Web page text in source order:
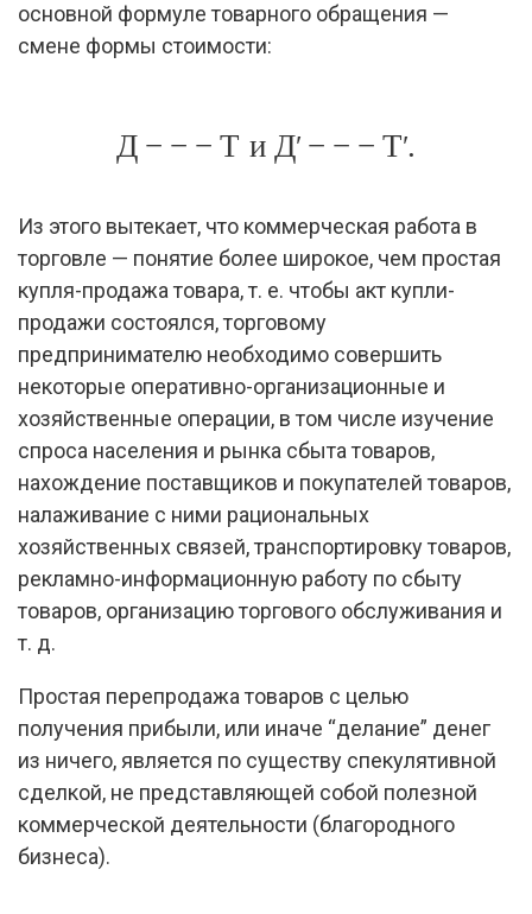
основной формуле товарного обращения —
смене формы стоимости:
Д − − − Т и Д′ − − − Т′.
Из этого вытекает, что коммерческая работа в
торговле — понятие более широкое, чем простая
купля-продажа товара, т. е. чтобы акт купли-
продажи состоялся, торговому
предпринимателю необходимо совершить
некоторые оперативно-организационные и
хозяйственные операции, в том числе изучение
спроса населения и рынка сбыта товаров,
нахождение поставщиков и покупателей товаров,
налаживание с ними рациональных
хозяйственных связей, транспортировку товаров,
рекламно-информационную работу по сбыту
товаров, организацию торгового обслуживания и
т. д.
Простая перепродажа товаров с целью
получения прибыли, или иначе “делание” денег
из ничего, является по существу спекулятивной
сделкой, не представляющей собой полезной
коммерческой деятельности (благородного
бизнеса).